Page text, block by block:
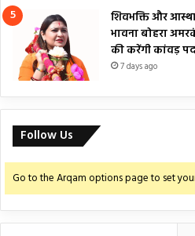
शिवभक्ति और
भावना बोहरा
की करेंगी कांवड़ पद
7 days ago
Follow Us
Go to the Arqam options page to set